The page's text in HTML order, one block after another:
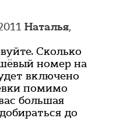
Наталья,
Сколько
номер на
включено
помимо
большая
до